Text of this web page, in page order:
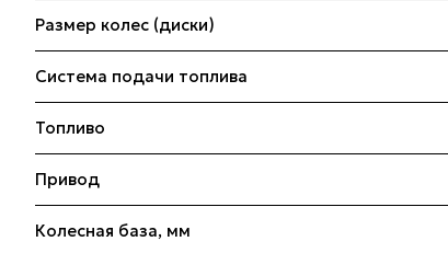
Размер колес (диски)
Система подачи топлива
Топливо
Привод
Колесная база, мм